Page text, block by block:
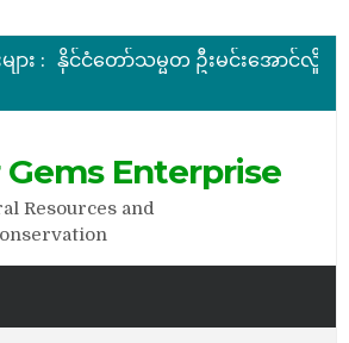
ား :
အိတ်ဖွင့်တင်ဒါခေါ်ယူခြင်း
Enterprise
Resources and